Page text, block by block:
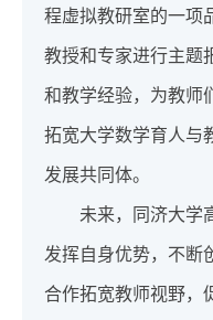
程虚拟教研室的一项
教授和专家进行主题
和教学经验，为教师
拓宽大学数学育人与
发展共同体。
未来，同济大学
发挥自身优势，不断
合作拓宽教师视野，